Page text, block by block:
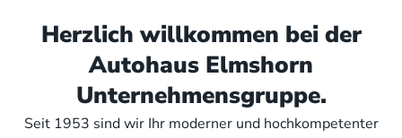
Herzlich willkommen bei der
Autohaus Elmshorn
Unternehmensgruppe.
Seit 1953 sind wir Ihr moderner und hochkompetenter